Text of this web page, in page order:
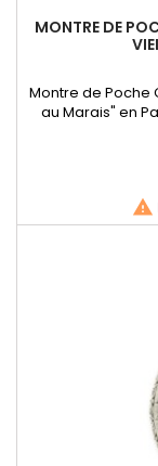
MONTRE DE
Montre de Poche
au Marais" en
Arabes.
